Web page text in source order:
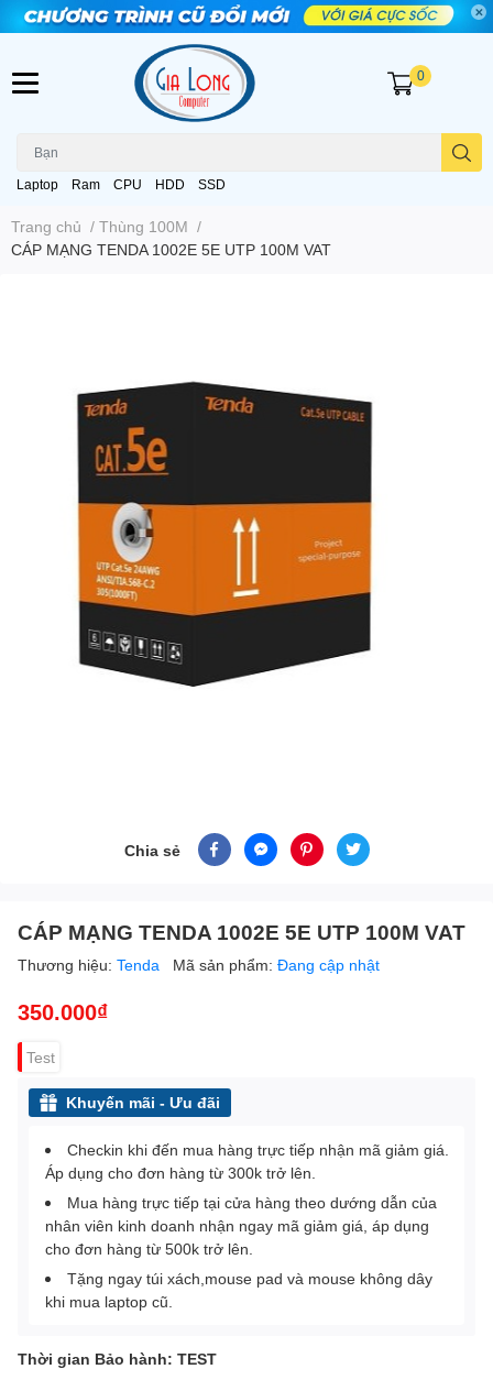
Laptop Ram CPU HDD SSD
0
Trang chủ / Thùng 100M /
CÁP MẠNG TENDA 1002E 5E UTP 100M VAT
Chia sẻ
CÁP MẠNG TENDA 1002E 5E UTP 100M VAT
Thương hiệu: Tenda Mã sản phẩm: Đang cập nhật
350.000₫
Test
Khuyến mãi - Ưu đãi
Checkin khi đến mua hàng trực tiếp nhận mã giảm giá.
Áp dụng cho đơn hàng từ 300k trở lên.
Mua hàng trực tiếp tại cửa hàng theo dướng dẫn của
nhân viên kinh doanh nhận ngay mã giảm giá, áp dụng
cho đơn hàng từ 500k trở lên.
Tặng ngay túi xách,mouse pad và mouse không dây
khi mua laptop cũ.
Thời gian Bảo hành: TEST